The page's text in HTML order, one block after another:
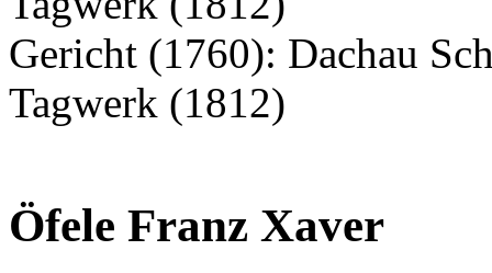
Gericht (1760): Dachau
Tagwerk (1812)
Öfele Franz Xaver